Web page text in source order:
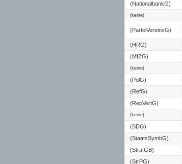
(NationalbankG)
(keine)
(ParteiVereinsG)
(HRG)
(MfZG)
(keine)
(PolG)
(RefG)
(RepVertG)
(keine)
(SDG)
(StaatsSymbG)
(StrafGB)
(StrPG)